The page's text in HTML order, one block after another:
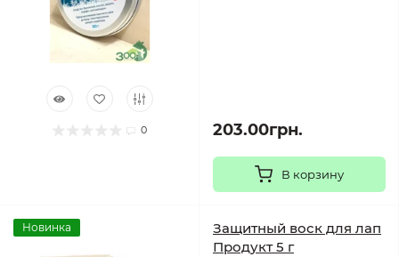
0 203.00грн.
В корзину
Новинка
Защитный воск для лап
Продукт 5 г